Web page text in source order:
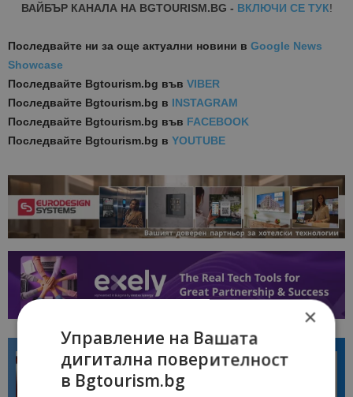
ВАЙБЪР КАНАЛА НА BGTOURISM.BG - ВКЛЮЧИ СЕ ТУК!
Последвайте ни за още актуални новини в Google News
Showcase
Последвайте Bgtourism.bg във VIBER
Последвайте Bgtourism.bg в INSTAGRAM
Последвайте Bgtourism.bg във FACEBOOK
Последвайте Bgtourism.bg в YOUTUBE
×
Управление на Вашата
дигитална поверителност
в Bgtourism.bg